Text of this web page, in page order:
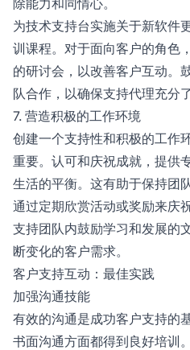
为技术支持台实施关于新软件
训课程。对于面向客户的角色
的研讨会，以改善客户互动。
队合作，以确保支持代理充分
7. 营造积极的工作环境
创建一个支持性和积极的工作
重要。认可和庆祝成就，提供
生活的平衡。这有助于保持团
通过定期欣赏活动或奖励来庆
支持团队内鼓励学习和发展的
断变化的客户需求。
客户支持互动：最佳实践
加强沟通技能
有效的沟通是成功客户支持的
书面沟通方面都得到良好培训